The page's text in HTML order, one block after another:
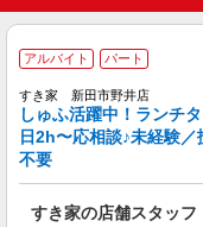
キープ
コンパスグループ・ジャ
調理
分単
介
アルバイト パート
すき家 新田市野井店
しゅふ活躍中！ランチ
日2h〜応相談♪未経験
不要
すき家の店舗スタッフ